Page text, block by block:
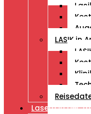
LASIK in
Lasern in der